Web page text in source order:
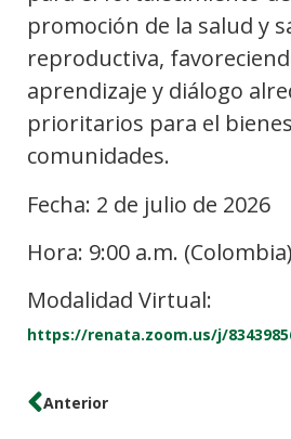
promoción de la salud y
reproductiva,
aprendizaje y diálogo
prioritarios para el
comunidades.
Fecha: 2 de julio de 2026
Hora: 9:00 a.m. (Colombia)
Modalidad Virtual:
https://renata.zoom.us/j/
Anterior